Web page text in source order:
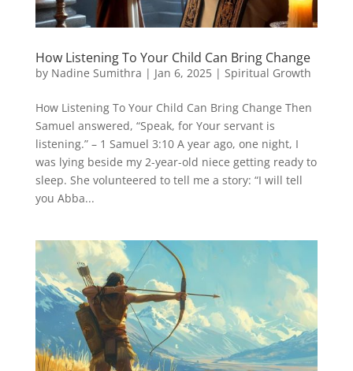
How Listening To Your Child Can Bring Change
by Nadine Sumithra | Jan 6, 2025| Spiritual Growth
How Listening To Your Child Can Bring Change Then
Samuel answered, “Speak, for Your servant is
listening.” – 1 Samuel 3:10 A year ago, one night, I
was lying beside my 2-year-old niece getting ready to
sleep. She volunteered to tell me a story: “I will tell
you Abba...